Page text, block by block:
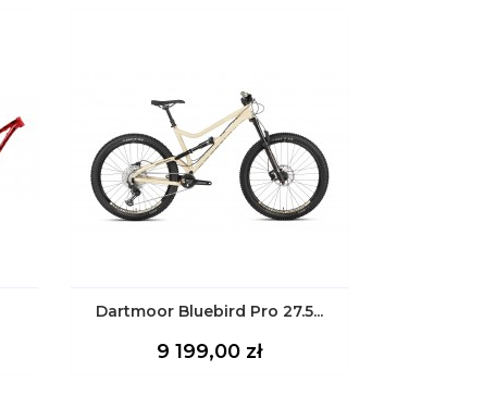
Dartmoor Bluebird Pro 27.5...
Cena
9 199,00 zł